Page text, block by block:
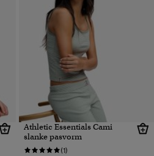
Athletic Essentials Cami
slanke pasvorm
(1)